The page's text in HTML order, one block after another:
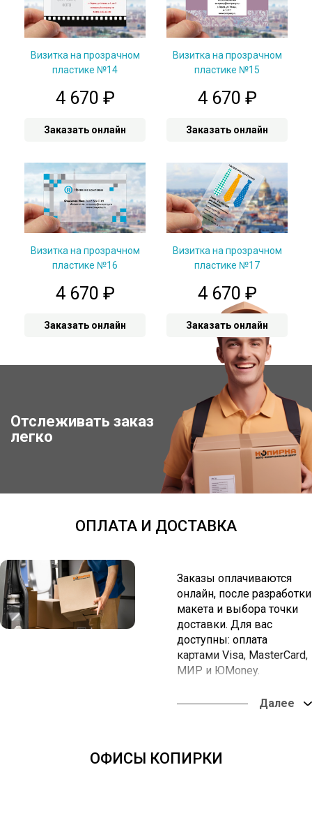
Визитка на прозрачном
пластике №14
4 670 ₽
Заказать онлайн
Визитка на прозрачном
пластике №15
4 670 ₽
Заказать онлайн
Визитка на прозрачном
пластике №16
4 670 ₽
Заказать онлайн
Визитка на прозрачном
пластике №17
4 670 ₽
Заказать онлайн
Отслеживать заказ
легко
Отследить заказ
ОПЛАТА И ДОСТАВКА
Заказы оплачиваются
онлайн, после разработки
макета и выбора точки
доставки. Для вас
доступны: оплата
картами Visa, MasterCard,
МИР и ЮMoney.
Вы можете забрать заказ
в наших офисах или
ОФИСЫ КОПИРКИ